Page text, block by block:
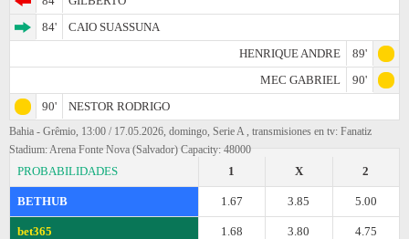
84'
CAIO SUASSUNA
HENRIQUE ANDRE
89'
MEC GABRIEL
90'
90'
NESTOR RODRIGO
Bahia - Grêmio, 13:00 / 17.05.2026, domingo, Serie A , transmisiones en tv: Fanatiz
Stadium: Arena Fonte Nova (Salvador) Capacity: 48000
PROBABILIDADES 2
X
1
BETHUB 5.00
3.85
1.67
bet365 4.75
3.80
1.68